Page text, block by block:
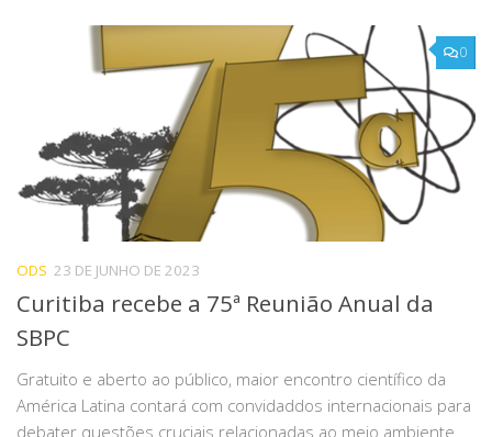
0
ODS 23 DE JUNHO DE 2023
Curitiba recebe a 75ª Reunião Anual da
SBPC
Gratuito e aberto ao público, maior encontro científico da
América Latina contará com convidaddos internacionais para
debater questões cruciais relacionadas ao meio ambiente